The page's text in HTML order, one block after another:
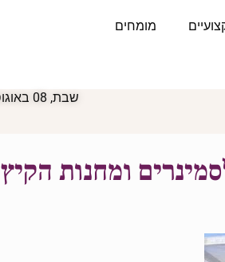
מומחים
שבת, 08 באוגוסט 2026
ומחנות הקיץ